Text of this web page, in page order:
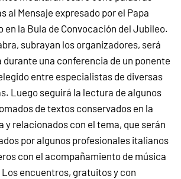
al Mensaje expresado por el Papa
en la Bula de Convocación del Jubileo.
subrayan los organizadores, será
durante una conferencia de un ponente
entre especialistas de diversas
Luego seguirá la lectura de algunos
de textos conservados en la
y relacionados con el tema, que serán
por algunos profesionales italianos
con el acompañamiento de música
Los encuentros, gratuitos y con